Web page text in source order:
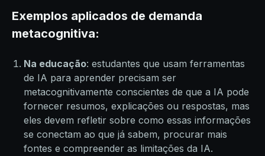
Exemplos aplicados de demanda
metacognitiva:
Na educação: estudantes que usam ferramentas
de IA para aprender precisam ser
metacognitivamente conscientes de que a IA pode
fornecer resumos, explicações ou respostas, mas
eles devem refletir sobre como essas informações
se conectam ao que já sabem, procurar mais
fontes e compreender as limitações da IA.